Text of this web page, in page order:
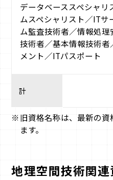
データベーススペシャ
ムスペシャリスト／ITサ
ム監査技術者／情報処
技術者／基本情報技術
メント／ITパスポート
計
旧資格名称は、最新の
ます。
地理空間技術関連